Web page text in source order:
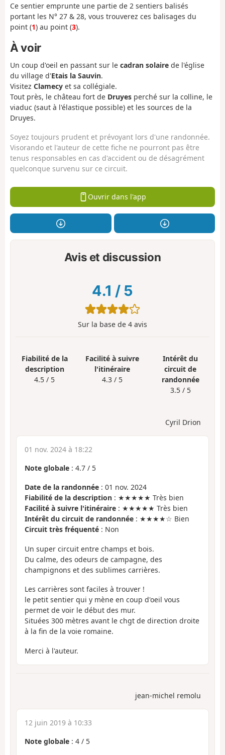
Ce sentier emprunte une partie de 2 sentiers balisés
portant les N° 27 & 28, vous trouverez ces balisages du
point (1) au point (3).
À voir
Un coup d'oeil en passant sur le cadran solaire de l'église
du village d'Etais la Sauvin.
Visitez Clamecy et sa collégiale.
Tout près, le château fort de Druyes perché sur la colline, le
viaduc (saut à l'élastique possible) et les sources de la
Druyes.
Soyez toujours prudent et prévoyant lors d'une randonnée.
Visorando et l'auteur de cette fiche ne pourront pas être
tenus responsables en cas d'accident ou de désagrément
quelconque survenu sur ce circuit.
Ouvrir dans l'app
Avis et discussion
4.1 / 5
Sur la base de 4 avis
Fiabilité de la
description
4.5 / 5
Facilité à suivre
l'itinéraire
4.3 / 5
Intérêt du
circuit de
randonnée
3.5 / 5
Cyril Drion
01 nov. 2024 à 18:22
Note globale : 4.7 / 5
Date de la randonnée : 01 nov. 2024
Fiabilité de la description : ★★★★★ Très bien
Facilité à suivre l'itinéraire : ★★★★★ Très bien
Intérêt du circuit de randonnée : ★★★★☆ Bien
Circuit très fréquenté : Non
Un super circuit entre champs et bois.
Du calme, des odeurs de campagne, des
champignons et des sublimes carrières.
Les carrières sont faciles à trouver !
le petit sentier qui y mène en coup d'oeil vous
permet de voir le début des mur.
Situées 300 mètres avant le chgt de direction droite
à la fin de la voie romaine.
Merci à l'auteur.
jean-michel remolu
12 juin 2019 à 10:33
Note globale : 4 / 5